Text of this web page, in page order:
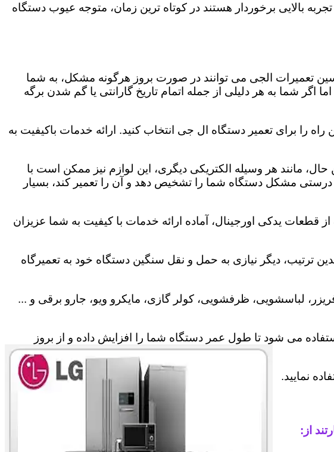
بالایی برخوردار هستند در کوتاه ترین زمان، متوجه عیوب دستگاه
تعمیرات الجی می توانند در صورت بروز هرگونه مشکل، به شما
اگر شما به هر دلیلی از جمله اتمام تاریخ گارانتی یا گم شدن برگه
را برای تعمیر دستگاه ال جی انتخاب کنید. ارائه خدمات باکیفیت به
حال، مانند هر وسیله الکتریکی دیگری، این لوازم نیز ممکن است با
مشکل دستگاه شما را تشخیص دهد و آن را تعمیر کند، بسیار
قطعات یدکی اورجینال، آماده ارائه خدمات با کیفیت به شما عزیزان
ترتیب، دیگر نیازی به حمل و نقل سنگین دستگاه خود به تعمیرگاه
لباسشویی، ظرفشویی، کولر گازی، مایکرو ویو، جارو برقی و ...
می شود تا طول عمر دستگاه شما را افزایش داده و از بروز
نمایید.
از: